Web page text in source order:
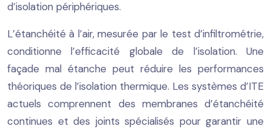
d’isolation périphériques.
L’étanchéité à l’air, mesurée par le test d’infiltrométrie,
conditionne l’efficacité globale de l’isolation. Une
façade mal étanche peut réduire les performances
théoriques de l’isolation thermique. Les systèmes d’ITE
actuels comprennent des membranes d’étanchéité
continues et des joints spécialisés pour garantir une